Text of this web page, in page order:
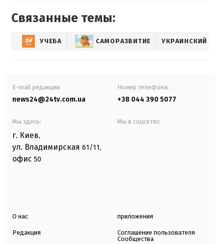
Связанные темы:
УЧЕБА САМОРАЗВИТИЕ УКРАИНСКИЙ
E-mail редакции
news24@24tv.com.ua
Номер телефона:
+38 044 390 5077
Мы здесь:
г. Киев,
ул. Владимирская 61/11,
офис 50
Мы в соцсетях:
О нас
Редакция
приложения
Соглашение пользователя
Сообщества